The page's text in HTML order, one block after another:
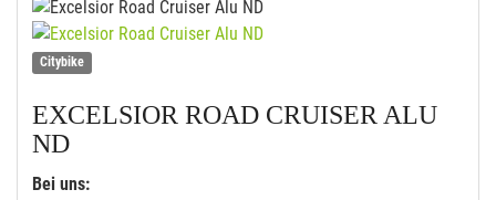
Citybike
EXCELSIOR ROAD CRUISER ALU
ND
Bei uns: